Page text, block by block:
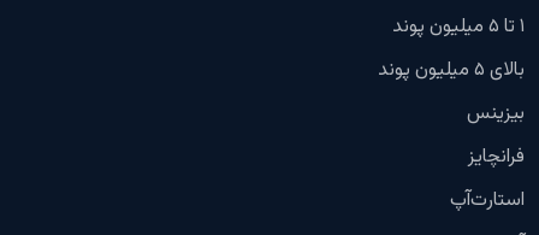
۱ تا ۵ میلیون پوند
بالای ۵ میلیون پوند
بیزینس
فرانچایز
استارت‌آپ